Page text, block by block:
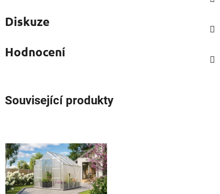
Diskuze
Hodnocení
Související produkty